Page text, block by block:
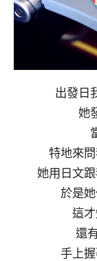
出發日
她
特地來
她用日文
於是
這
還
手上